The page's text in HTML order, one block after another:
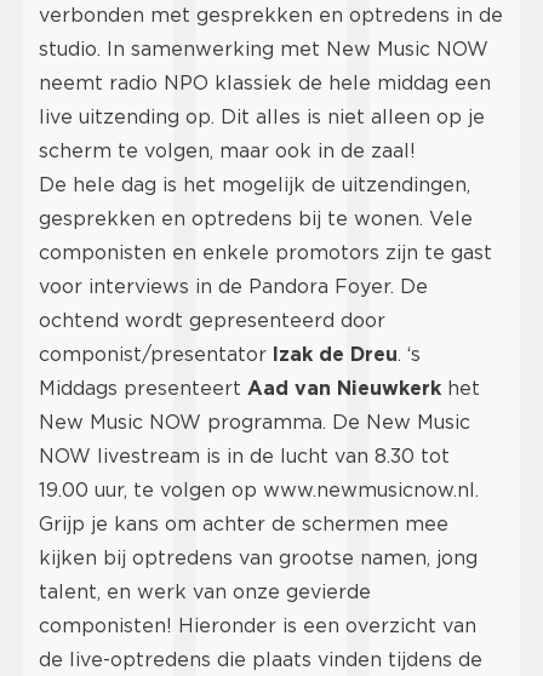
verbonden met gesprekken en optredens in de
studio. In samenwerking met New Music NOW
neemt radio NPO klassiek de hele middag een
live uitzending op. Dit alles is niet alleen op je
scherm te volgen, maar ook in de zaal!
De hele dag is het mogelijk de uitzendingen,
gesprekken en optredens bij te wonen. Vele
componisten en enkele promotors zijn te gast
voor interviews in de Pandora Foyer. De
ochtend wordt gepresenteerd door
componist/presentator Izak de Dreu. ‘s
Middags presenteert Aad van Nieuwkerk het
New Music NOW programma. De New Music
NOW livestream is in de lucht van 8.30 tot
19.00 uur, te volgen op www.newmusicnow.nl .
Grijp je kans om achter de schermen mee
kijken bij optredens van grootse namen, jong
talent, en werk van onze gevierde
componisten! Hieronder is een overzicht van
de live-optredens die plaats vinden tijdens de